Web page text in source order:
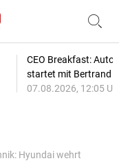
CEO Breakfast:
startet mit Bertrand
07.08.2026, 12:05
Hyundai wehrt